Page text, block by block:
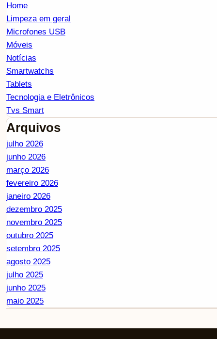
Home
Limpeza em geral
Microfones USB
Móveis
Notícias
Smartwatchs
Tablets
Tecnologia e Eletrônicos
Tvs Smart
Arquivos
julho 2026
junho 2026
março 2026
fevereiro 2026
janeiro 2026
dezembro 2025
novembro 2025
outubro 2025
setembro 2025
agosto 2025
julho 2025
junho 2025
maio 2025